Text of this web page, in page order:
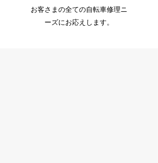
お客さまの全ての自転車修理ニ
ーズにお応えします。